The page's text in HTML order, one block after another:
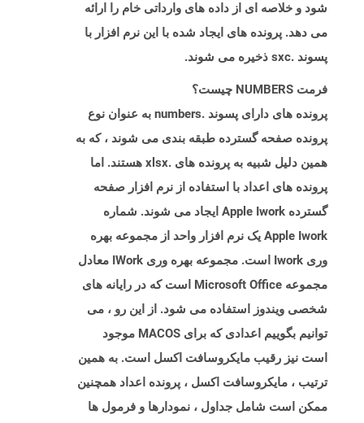
شود و خلاصه ای از داده های وارداتی خام را ارائه
می دهد. پرونده های ایجاد شده با این نرم افزار با
پسوند .sxc ذخیره می شوند.
فرمت NUMBERS چیست؟
پرونده های دارای پسوند .numbers به ​​عنوان نوع
پرونده صفحه گسترده طبقه بندی می شوند ، که به
همین دلیل شبیه به پرونده های .xlsx هستند. اما
پرونده های اعداد با استفاده از نرم افزار صفحه
گسترده Apple Iwork ایجاد می شوند. شماره
Apple Iwork یک نرم افزار واحد از مجموعه بهره
وری Iwork است. مجموعه بهره وری IWork معادل
مجموعه Microsoft Office است که در رایانه های
شخصی ویندوز استفاده می شود. از این رو ، می
توانیم بگوییم اعدادی که برای MACOS موجود
است نیز رقیب مایکروسافت اکسل است. به همین
ترتیب ، مایکروسافت اکسل ، پرونده اعداد همچنین
ممکن است شامل جداول ، نمودارها و فرمول ها